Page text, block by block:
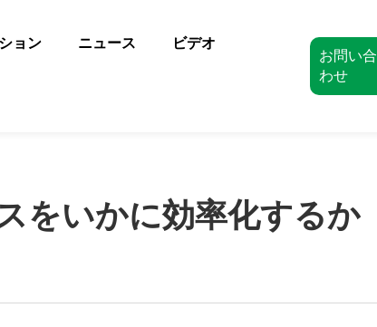
ョン ニュース ビデオ
お問い合
わせ
をいかに効率化するか